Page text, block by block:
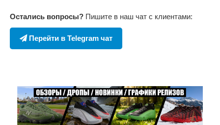
Остались вопросы? Пишите в наш чат с клиентами:
Перейти в Telegram чат